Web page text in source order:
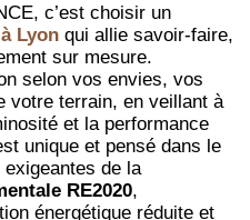
c’est choisir un
Lyon qui allie savoir-faire,
sur mesure.
selon vos envies, vos
votre terrain, en veillant à
et la performance
unique et pensé dans le
de la
RE2020,
énergétique réduite et